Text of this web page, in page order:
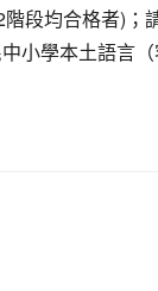
段均合格者)；
小學本土語言